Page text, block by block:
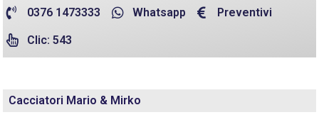
0376 1473333 Whatsapp Preventivi
Clic: 543
Cacciatori Mario & Mirko